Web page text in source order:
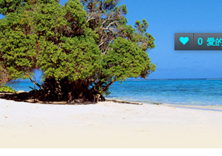
0 愛